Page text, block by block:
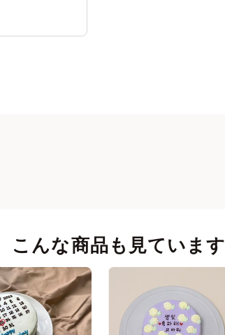
こんな商品も見ています